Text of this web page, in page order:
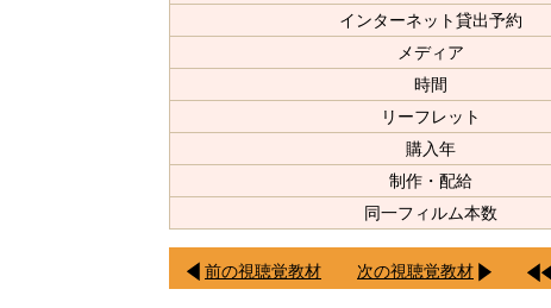
インターネット貸出予約
メディア
時間
リーフレット
購入年
制作・配給
同一フィルム本数
前の視聴覚教材 次の視聴覚教材